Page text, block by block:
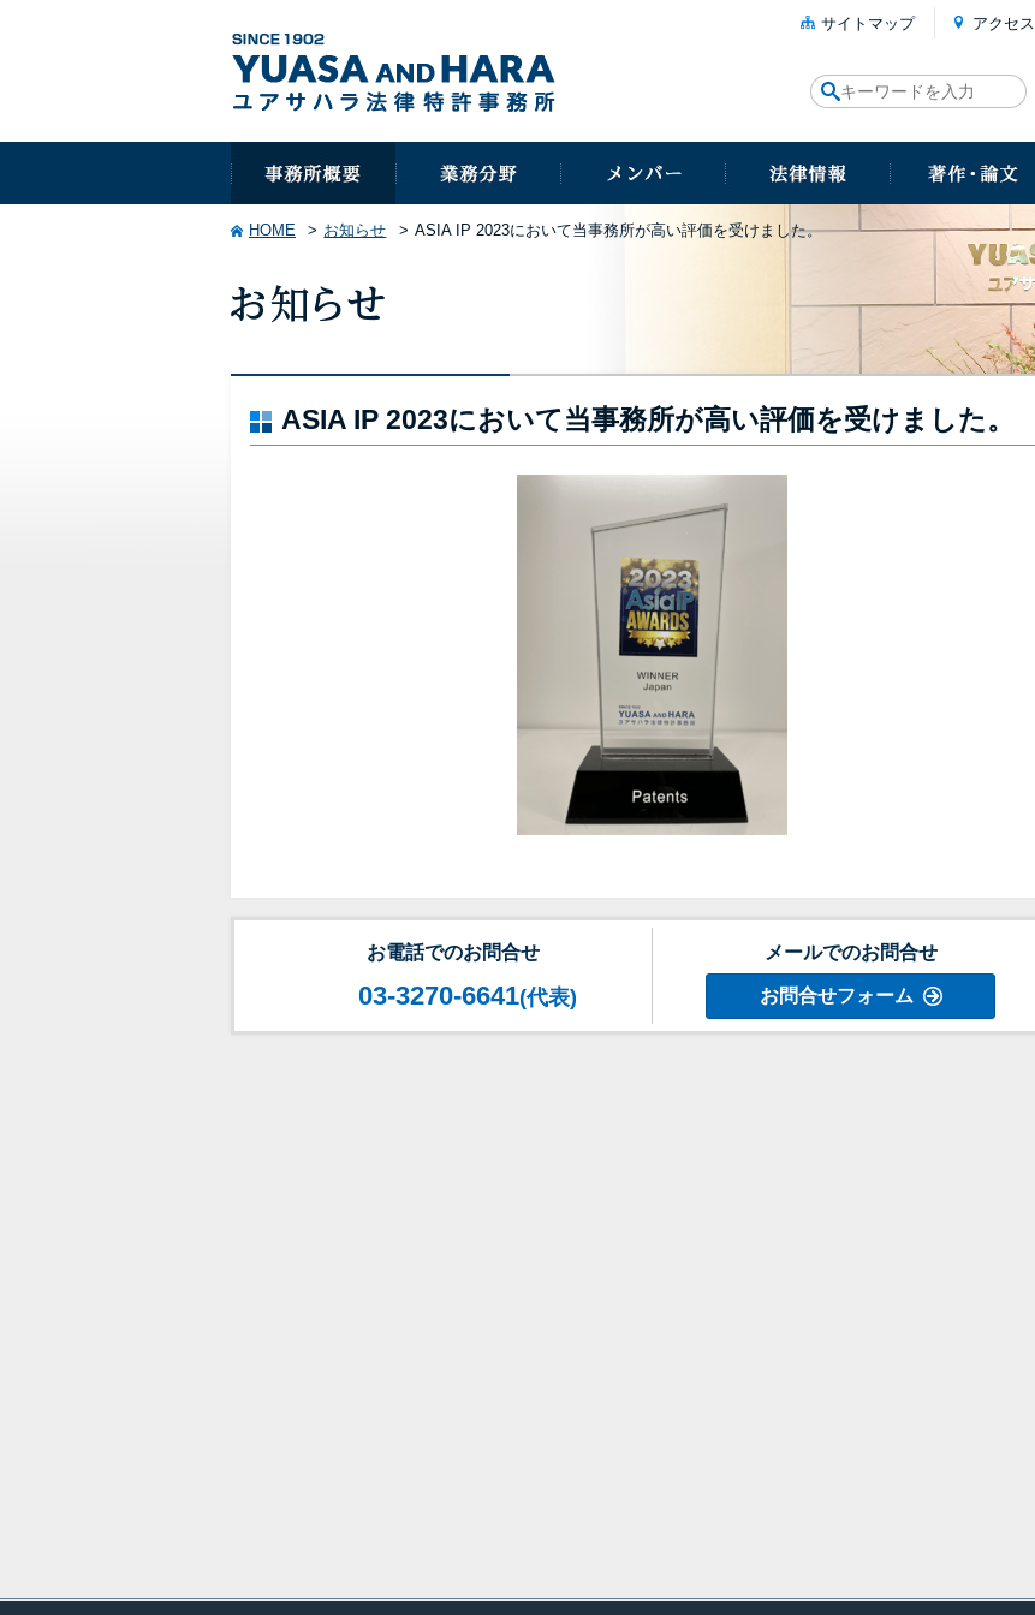
サイトマップ アクセス
HOME お知らせ ASIA IP 2023において当事務所が高い評価を受けました。
ASIA IP 2023において当事務所が高い評価を受けました。
お電話でのお問合せ
03-3270-6641(代表)
メールでのお問合せ
お問合せフォーム